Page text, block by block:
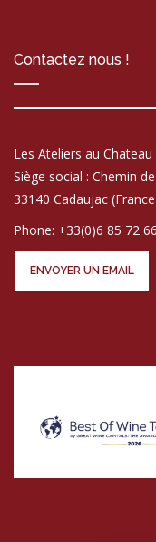
Contactez nous !
Les Ateliers au Chateau
Siège social : Chemin
33140 Cadaujac
Phone: +33(0)6 85 72
ENVOYER UN EMAIL